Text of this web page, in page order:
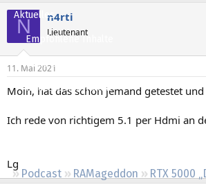
Aktuelles
Empfohlene Inhalte
Neue Beiträge
Neueste Aktivitäten
Podcast RAMageddon
RTX 5000
s
t
e
r
s
e
l
t
a
N n4rti
Lieutenant
11. Mai 2021
Moin, hat das schon jemand getestet
Ich rede von richtigem 5.1 per Hdmi an
Lg